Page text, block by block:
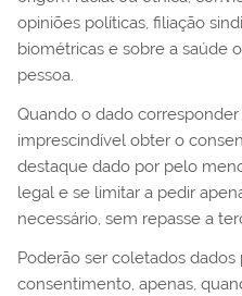
opiniões políticas, filiação
biométricas e sobre a saúde
pessoa.
Quando o dado
imprescindível obter o
destaque dado por pelo
legal e se limitar a pedir
necessário, sem repasse a
Poderão ser coletados
consentimento, apenas,